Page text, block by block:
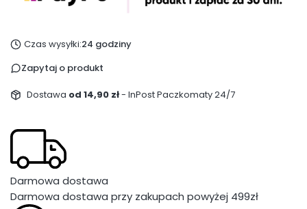
Czas wysyłki:24 godziny
Zapytaj o produkt
Dostawa od 14,90 zł- InPost Paczkomaty 24/7
Darmowa dostawa
Darmowa dostawa przy zakupach powyżej 499zł